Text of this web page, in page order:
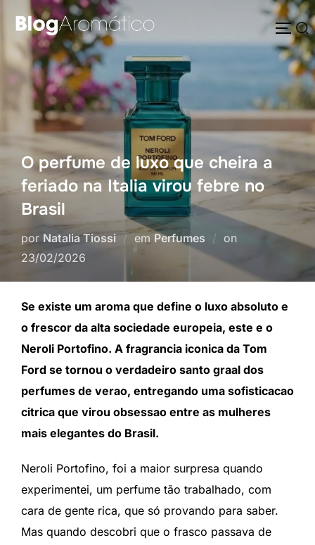
para
conteúdo
Pesquisar
por:
O perfume de luxo que cheira a
feriado na Italia virou febre no
Brasil
por Natalia Tiossi em Perfumes onPostado
23/02/2026
Se existe um aroma que define o luxo absoluto e
o frescor da alta sociedade europeia, este e o
Neroli Portofino. A fragrancia iconica da Tom
Ford se tornou o verdadeiro santo graal dos
perfumes de verao, entregando uma sofisticacao
citrica que virou obsessao entre as mulheres
mais elegantes do Brasil.
Neroli Portofino, foi a maior surpresa quando
experimentei, um perfume tão trabalhado, com
cara de gente rica, que só provando para saber.
Mas quando descobri que o frasco passava de